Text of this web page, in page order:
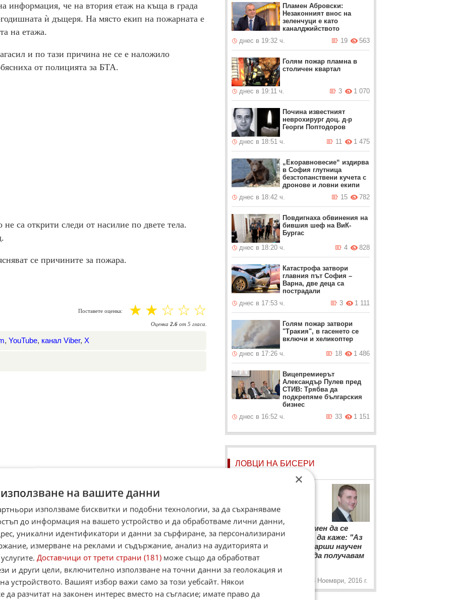
информация, че на втория етаж на къща в града
ѝ дъщеря. На място екип на пожарната е
на етажа.
и по тази причина не се е наложило
от полицията за БТА.
са открити следи от насилие по двете тела.
се причините за пожара.
Поставете оценка: ☆
☆
☆
☆
☆
Оценка 2.6от 5 гласа.
, YouTube, канал Viber, X
пламна в столичен квартал
в столичния квартал „Левски Г“ в близост до
пътен участък. По информация на зрител на NOVA
обхванал су ...
Пламен Абровски:
Незаконният внос на
зеленчуци е като
каналджийството
днес в 19:32 ч.
563
19
Голям пожар пламна в
столичен квартал
днес в 19:11 ч. 1 070
3
Почина известният
неврохирург доц. д-р
Георги Поптодоров
днес в 18:51 ч.
1 475
11
„Екоравновесие“ издирва
в София глутница
безстопанствени кучета с
дронове и ловни екипи
днес в 18:42 ч.
782
15
Повдигнаха обвинения на
бившия шеф на ВиК-
Бургас
днес в 18:20 ч.
828
4
Катастрофа затвори
главния път София –
Варна, две деца са
пострадали
днес в 17:53 ч.
1 111
3
Голям пожар затвори
"Тракия", в гасенето се
включи и хеликоптер
днес в 17:26 ч.
1 486
18
Вицепремиерът
Александър Пулев пред
СТИВ: Трябва да
подкрепяме българския
бизнес
днес в 16:52 ч.
1 151
33
ЛОВЦИ НА БИСЕРИ
преговаря с... учени
“
Не приемам срещу мен да се
изправи някой, който да каже: "Аз
съм професор или старши научен
сътрудник и трябва да получавам
3 Ноември, 2016 г.
×
на вашите данни
използваме бисквитки и подобни технологии, за да съхраняваме
до информация на вашето устройство и да обработваме лични данни,
уникални идентификатори и данни за сърфиране, за персонализирани
измерване на реклами и съдържание, анализ на аудиторията и
Доставчици от трети страни (181) може също да обработват
и други цели, включително използване на точни данни за геолокация и
устройството. Вашият избор важи само за този уебсайт. Някои
да разчитат на законен интерес вместо на съгласие; имате право да